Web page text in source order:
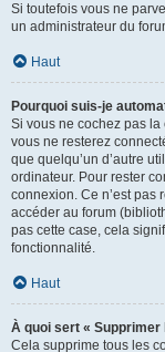
Si toutefois vous ne
un administrateur du
Haut
Pourquoi suis-je
Si vous ne cochez pas la
vous ne resterez
que quelqu’un d’autre
ordinateur. Pour rester
connexion. Ce n’est
accéder au forum
pas cette case, cela
fonctionnalité.
Haut
À quoi sert «
Cela supprime tous les